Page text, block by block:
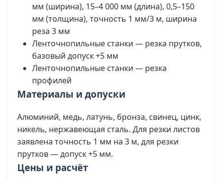
мм (ширина), 15–4 000 мм (длина), 0,5–150
мм (толщина), точность 1 мм/3 м, ширина
реза 3 мм
Ленточнопильные станки — резка прутков,
базовый допуск +5 мм
Ленточнопильные станки — резка
профилей
Материалы и допуски
Алюминий, медь, латунь, бронза, свинец, цинк,
никель, нержавеющая сталь. Для резки листов
заявлена точность 1 мм на 3 м, для резки
прутков — допуск +5 мм.
Цены и расчёт